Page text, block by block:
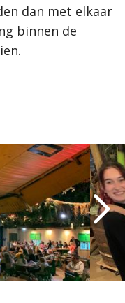
dan met elkaar
binnen de